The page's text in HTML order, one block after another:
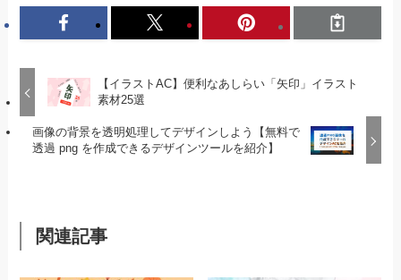
【イラストAC】便利なあしらい「矢印」イラスト
素材25選
画像の背景を透明処理してデザインしよう【無料で
透過 png を作成できるデザインツールを紹介】
関連記事